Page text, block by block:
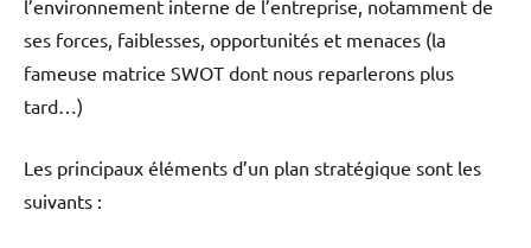
l’environnement interne de l’entreprise, notamment de
ses forces, faiblesses, opportunités et menaces (la
fameuse matrice SWOT dont nous reparlerons plus
tard…)
Les principaux éléments d’un plan stratégique sont les
suivants :